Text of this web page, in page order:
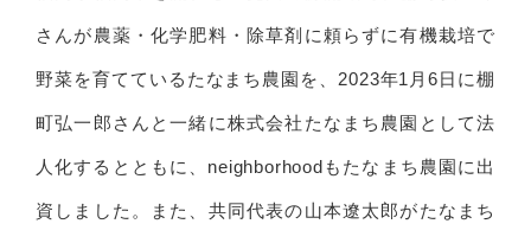
さんが農薬・化学肥料・除草剤に頼らずに有機栽培で
野菜を育てているたなまち農園を、2023年1月6日に棚
町弘一郎さんと一緒に株式会社たなまち農園として法
人化するとともに、neighborhoodもたなまち農園に出
資しました。また、共同代表の山本遼太郎がたなまち